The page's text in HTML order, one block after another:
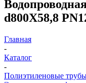
d800Х58,8
Главная
-
Каталог
-
Полиэтиленовые